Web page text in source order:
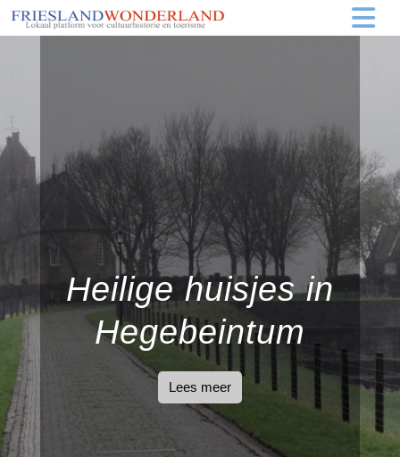
Heilige huisjes in
Hegebeintum
Lees meer